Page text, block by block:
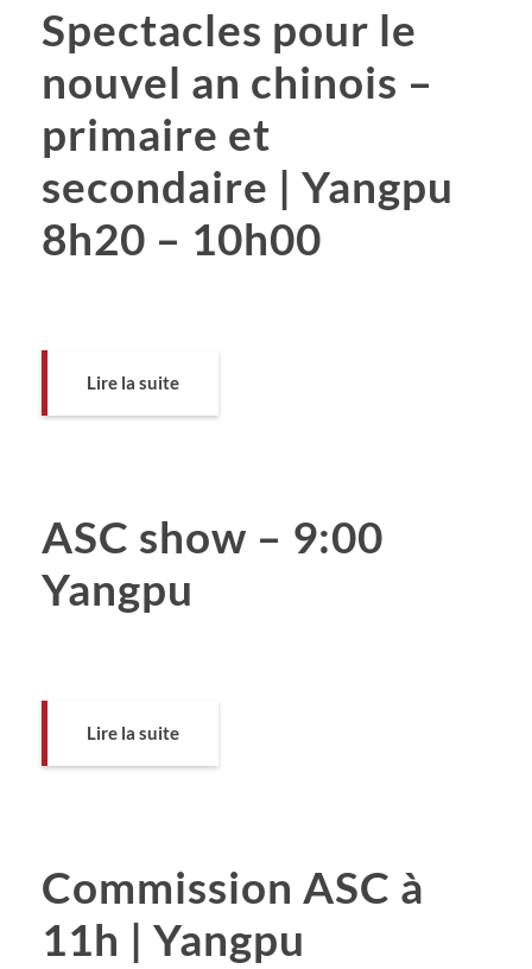
Spectacles pour le
nouvel an chinois –
primaire et
secondaire | Yangpu
8h20 – 10h00
Lire la suite
ASC show – 9:00
Yangpu
Lire la suite
Commission ASC à
11h | Yangpu